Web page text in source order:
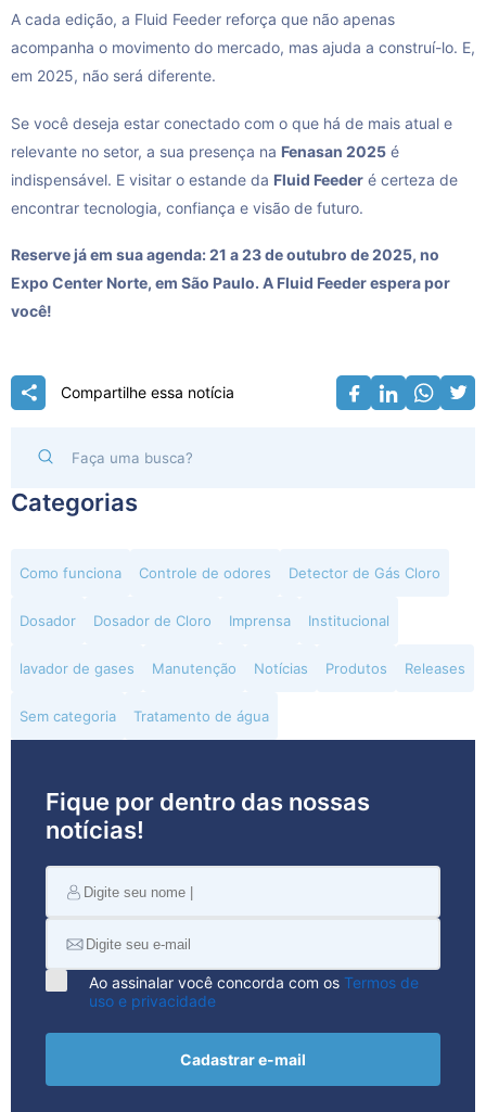
A cada edição, a Fluid Feeder reforça que não apenas
acompanha o movimento do mercado, mas ajuda a construí-lo. E,
em 2025, não será diferente.
Se você deseja estar conectado com o que há de mais atual e
relevante no setor, a sua presença na Fenasan 2025 é
indispensável. E visitar o estande da Fluid Feeder é certeza de
encontrar tecnologia, confiança e visão de futuro.
Reserve já em sua agenda: 21 a 23 de outubro de 2025, no
Expo Center Norte, em São Paulo. A Fluid Feeder espera por
você!
Compartilhe essa notícia
Categorias
Como funciona Controle de odores Detector de Gás Cloro
Dosador Dosador de Cloro Imprensa Institucional
lavador de gases Manutenção Notícias Produtos Releases
Sem categoria Tratamento de água
Fique por dentro das nossas
notícias!
Ao assinalar você concorda com os Termos de
uso e privacidade
Cadastrar e-mail